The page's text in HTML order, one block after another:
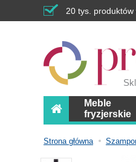
20 tys. produktów
Meble
fryzjerskie
Strona główna